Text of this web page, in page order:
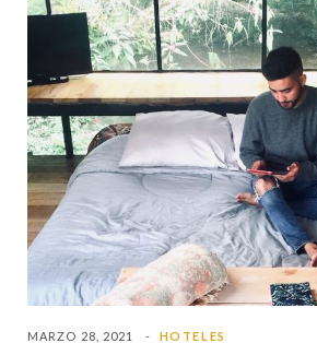
MARZO 28, 2021 HOTELES